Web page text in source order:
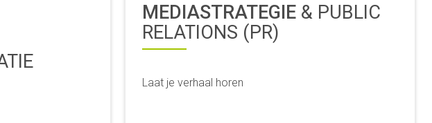
MEDIASTRATEGIE & PUBLIC
RELATIONS (PR)
Laat je verhaal horen